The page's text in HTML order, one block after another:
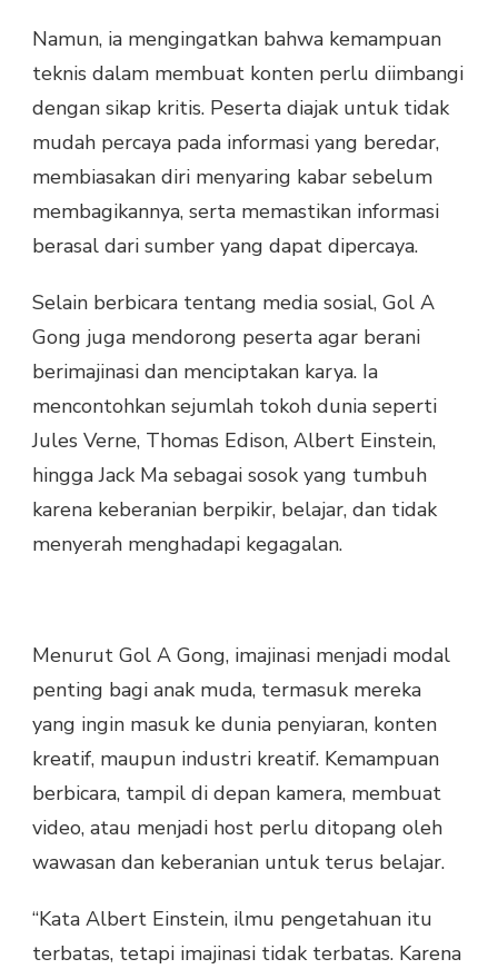
Namun, ia mengingatkan bahwa kemampuan
teknis dalam membuat konten perlu diimbangi
dengan sikap kritis. Peserta diajak untuk tidak
mudah percaya pada informasi yang beredar,
membiasakan diri menyaring kabar sebelum
membagikannya, serta memastikan informasi
berasal dari sumber yang dapat dipercaya.
Selain berbicara tentang media sosial, Gol A
Gong juga mendorong peserta agar berani
berimajinasi dan menciptakan karya. Ia
mencontohkan sejumlah tokoh dunia seperti
Jules Verne, Thomas Edison, Albert Einstein,
hingga Jack Ma sebagai sosok yang tumbuh
karena keberanian berpikir, belajar, dan tidak
menyerah menghadapi kegagalan.
Menurut Gol A Gong, imajinasi menjadi modal
penting bagi anak muda, termasuk mereka
yang ingin masuk ke dunia penyiaran, konten
kreatif, maupun industri kreatif. Kemampuan
berbicara, tampil di depan kamera, membuat
video, atau menjadi host perlu ditopang oleh
wawasan dan keberanian untuk terus belajar.
“Kata Albert Einstein, ilmu pengetahuan itu
terbatas, tetapi imajinasi tidak terbatas. Karena